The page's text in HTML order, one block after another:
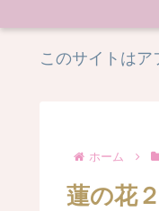
このサイトはア
ホーム
蓮の花２